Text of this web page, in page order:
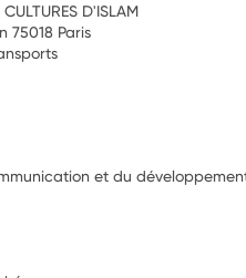
D'ISLAM
75018 Paris
et du